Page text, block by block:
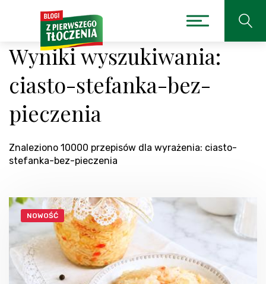
Wyniki wyszukiwania:
ciasto-stefanka-bez-
pieczenia
Znaleziono 10000 przepisów dla wyrażenia: ciasto-
stefanka-bez-pieczenia
NOWOŚĆ